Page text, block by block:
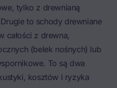
tylko z drewnianą
to schody drewniane
całości z drewna,
(belek nośnych) lub
To są dwa
kosztów i ryzyka